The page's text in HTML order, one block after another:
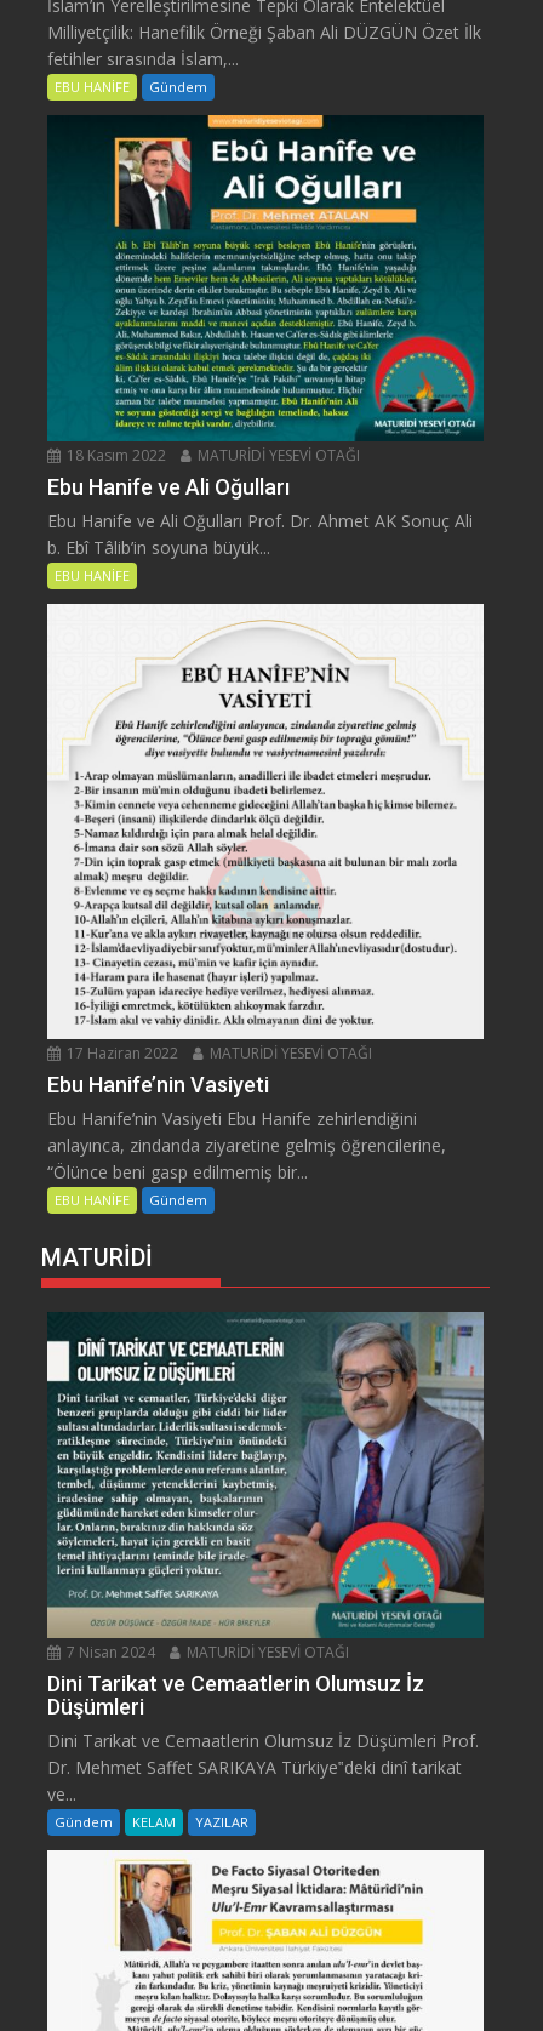
İslam’ın Yerelleştirilmesine Tepki Olarak Entelektüel
Milliyetçilik: Hanefilik Örneği Şaban Ali DÜZGÜN Özet İlk
fetihler sırasında İslam,...
EBU HANİFE Gündem
18 Kasım 2022 MATURİDİ YESEVİ OTAĞI
Ebu Hanife ve Ali Oğulları
Ebu Hanife ve Ali Oğulları Prof. Dr. Ahmet AK Sonuç Ali
b. Ebî Tâlib’in soyuna büyük...
EBU HANİFE
17 Haziran 2022 MATURİDİ YESEVİ OTAĞI
Ebu Hanife’nin Vasiyeti
Ebu Hanife’nin Vasiyeti Ebu Hanife zehirlendiğini
anlayınca, zindanda ziyaretine gelmiş öğrencilerine,
“Ölünce beni gasp edilmemiş bir...
EBU HANİFE Gündem
MATURİDİ
7 Nisan 2024 MATURİDİ YESEVİ OTAĞI
Dini Tarikat ve Cemaatlerin Olumsuz İz
Düşümleri
Dini Tarikat ve Cemaatlerin Olumsuz İz Düşümleri Prof.
Dr. Mehmet Saffet SARIKAYA Türkiye‟deki dinî tarikat
ve...
Gündem KELAM YAZILAR